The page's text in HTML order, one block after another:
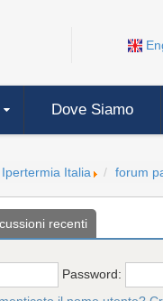
Dove Siamo
Italia forum
recenti
Password: